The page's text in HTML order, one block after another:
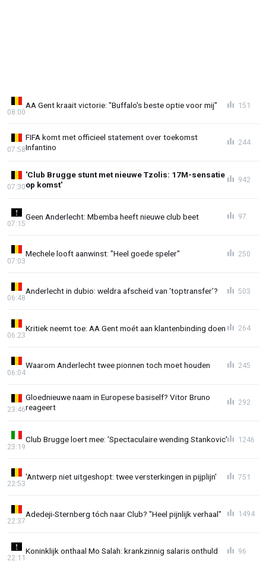
AA Gent kraait victorie: "Buffalo's beste optie voor mij"
08:00
151
FIFA komt met officieel statement over toekomst
Infantino
07:58
244
'Club Brugge stunt met nieuwe Tzolis: 17M-sensatie
op komst'
07:30
942
Geen Anderlecht: Mbemba heeft nieuwe club beet
07:15
97
Mechele looft aanwinst: "Heel goede speler"
07:03
250
Anderlecht in dubio: weldra afscheid van ‘toptransfer’?
06:48
503
Kritiek neemt toe: AA Gent moét aan klantenbinding doen
06:23
264
Waarom Anderlecht twee pionnen toch moet houden
06:04
245
Gloednieuwe naam in Europese basiself? Vitor Bruno
reageert
23:46
292
Club Brugge loert mee: 'Spectaculaire wending Stankovic'
23:19
1246
'Antwerp niet uitgeshopt: twee versterkingen in pijplijn'
22:53
751
Adedeji-Sternberg tóch naar Club? "Heel pijnlijk verhaal"
22:37
1494
Koninklijk onthaal Mo Salah: krankzinnig salaris onthuld
22:11
96